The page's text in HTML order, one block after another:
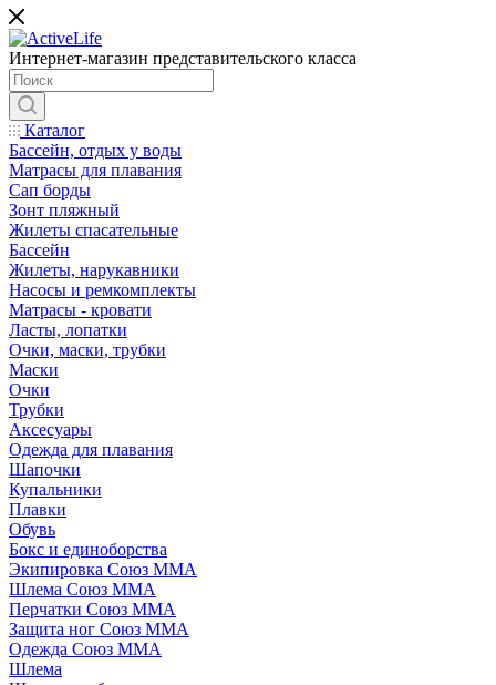
Интернет-магазин представительского класса
Каталог
Бассейн, отдых у воды
Матрасы для плавания
Сап борды
Зонт пляжный
Жилеты спасательные
Бассейн
Жилеты, нарукавники
Насосы и ремкомплекты
Матрасы - кровати
Ласты, лопатки
Очки, маски, трубки
Маски
Очки
Трубки
Аксесуары
Одежда для плавания
Шапочки
Купальники
Плавки
Обувь
Бокс и единоборства
Экипировка Союз ММА
Шлема Союз ММА
Перчатки Союз ММА
Защита ног Союз ММА
Одежда Союз ММА
Шлема